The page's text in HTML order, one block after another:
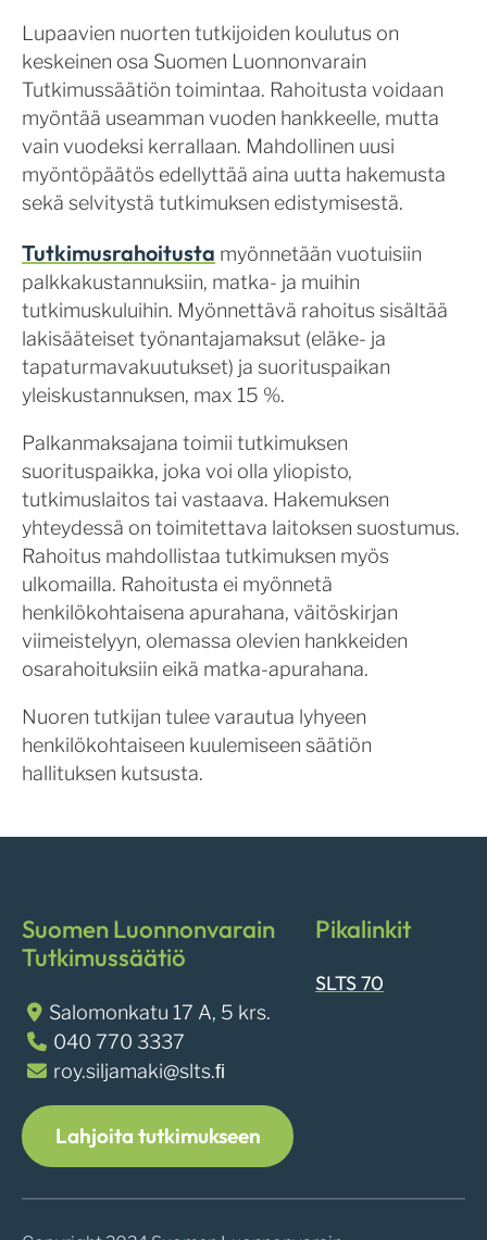
Lupaavien nuorten tutkijoiden koulutus on
keskeinen osa Suomen Luonnonvarain
Tutkimussäätiön toimintaa. Rahoitusta voidaan
myöntää useamman vuoden hankkeelle, mutta
vain vuodeksi kerrallaan. Mahdollinen uusi
myöntöpäätös edellyttää aina uutta hakemusta
sekä selvitystä tutkimuksen edistymisestä.
Tutkimusrahoitusta myönnetään vuotuisiin
palkkakustannuksiin, matka- ja muihin
tutkimuskuluihin. Myönnettävä rahoitus sisältää
lakisääteiset työnantajamaksut (eläke- ja
tapaturmavakuutukset) ja suorituspaikan
yleiskustannuksen, max 15 %.
Palkanmaksajana toimii tutkimuksen
suorituspaikka, joka voi olla yliopisto,
tutkimuslaitos tai vastaava. Hakemuksen
yhteydessä on toimitettava laitoksen suostumus.
Rahoitus mahdollistaa tutkimuksen myös
ulkomailla. Rahoitusta ei myönnetä
henkilökohtaisena apurahana, väitöskirjan
viimeistelyyn, olemassa olevien hankkeiden
osarahoituksiin eikä matka-apurahana.
Nuoren tutkijan tulee varautua lyhyeen
henkilökohtaiseen kuulemiseen säätiön
hallituksen kutsusta.
Suomen Luonnonvarain
Tutkimussäätiö
Salomonkatu 17 A, 5 krs.
040 770 3337
roy.siljamaki@slts.ﬁ
Pikalinkit
SLTS 70
Lahjoita tutkimukseen